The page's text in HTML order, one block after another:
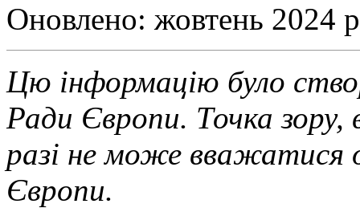
Оновлено: жовтень 2024
Цю інформацію було
Ради Європи. Точка зору,
разі не може вважатися
Європи.